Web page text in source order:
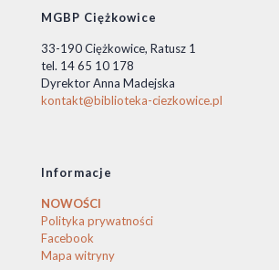
MGBP Ciężkowice
33-190 Ciężkowice, Ratusz 1
tel. 14 65 10 178
Dyrektor Anna Madejska
kontakt@biblioteka-ciezkowice.pl
Informacje
NOWOŚCI
Polityka prywatności
Facebook
Mapa witryny